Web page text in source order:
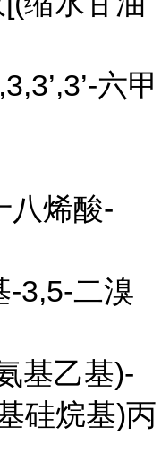
六甲
八烯酸-
-3,5-二溴
基乙基)-
硅烷基)丙